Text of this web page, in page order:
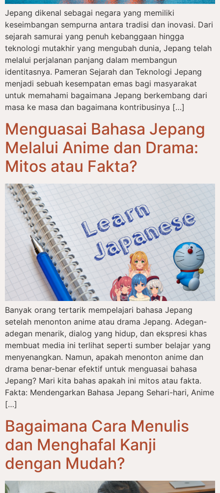
Jepang dikenal sebagai negara yang memiliki
keseimbangan sempurna antara tradisi dan inovasi. Dari
sejarah samurai yang penuh kebanggaan hingga
teknologi mutakhir yang mengubah dunia, Jepang telah
melalui perjalanan panjang dalam membangun
identitasnya. Pameran Sejarah dan Teknologi Jepang
menjadi sebuah kesempatan emas bagi masyarakat
untuk memahami bagaimana Jepang berkembang dari
masa ke masa dan bagaimana kontribusinya […]
Menguasai Bahasa Jepang
Melalui Anime dan Drama:
Mitos atau Fakta?
Banyak orang tertarik mempelajari bahasa Jepang
setelah menonton anime atau drama Jepang. Adegan-
adegan menarik, dialog yang hidup, dan ekspresi khas
membuat media ini terlihat seperti sumber belajar yang
menyenangkan. Namun, apakah menonton anime dan
drama benar-benar efektif untuk menguasai bahasa
Jepang? Mari kita bahas apakah ini mitos atau fakta.
Fakta: Mendengarkan Bahasa Jepang Sehari-hari, Anime
[…]
Bagaimana Cara Menulis
dan Menghafal Kanji
dengan Mudah?